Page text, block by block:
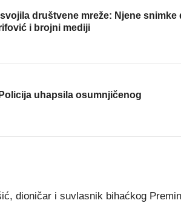
društvene mreže: Njene snimke
i brojni mediji
uhapsila osumnjičenog
dioničar i suvlasnik bihaćkog